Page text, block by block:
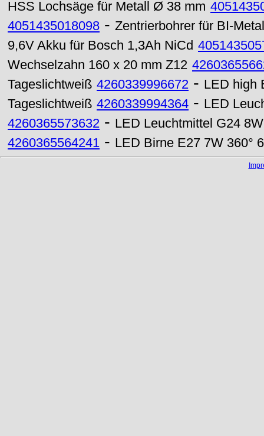
HSS Lochsäge für Metall Ø 38 mm
4051435018098 - Zentrierbohrer für BI-
9,6V Akku für Bosch 1,3Ah NiCd
Wechselzahn 160 x 20 mm Z12
Tageslichtweiß 4260339996672 - LED high
Tageslichtweiß 4260339994364 - LED
4260365573632 - LED Leuchtmittel G24
4260365564241 - LED Birne E27 7W 360°